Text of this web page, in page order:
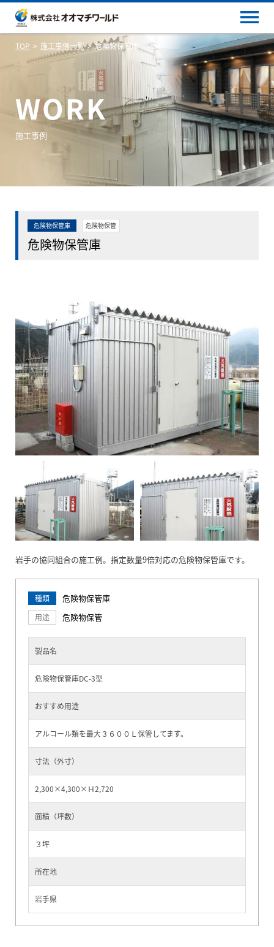
TOP 施工事例一覧 危険物保管庫
WORK
施工事例
危険物保管庫
危険物保管庫 危険物保管
岩手の協同組合の施工例。指定数量9倍対応の危険物保管庫です。
種類 危険物保管庫
用途 危険物保管
製品名
危険物保管庫DC-3型
おすすめ用途
アルコール類を最大３６００Ｌ保管してます。
寸法（外寸）
2,300×4,300×Ｈ2,720
面積（坪数）
３坪
所在地
岩手県